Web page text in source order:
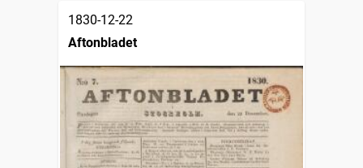
1830-12-22
Aftonbladet